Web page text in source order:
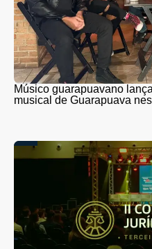
Músico guarapuavano
musical de Guarapuava